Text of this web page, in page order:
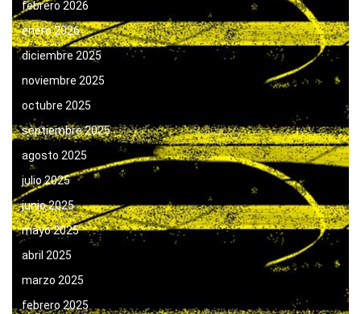
febrero 2026
enero 2026
diciembre 2025
noviembre 2025
octubre 2025
septiembre 2025
agosto 2025
julio 2025
junio 2025
mayo 2025
abril 2025
marzo 2025
febrero 2025